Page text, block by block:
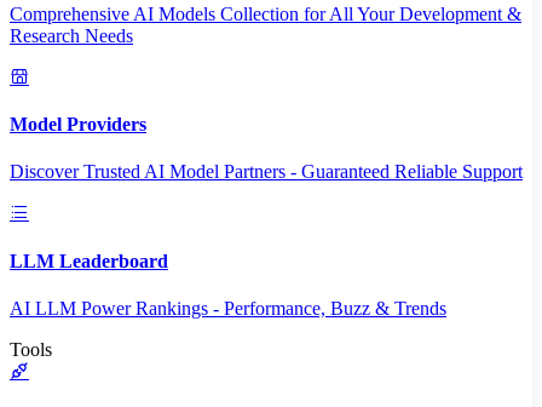
Comprehensive AI Models Collection for All Your Development &
Research Needs
Model Providers
Discover Trusted AI Model Partners - Guaranteed Reliable Support
LLM Leaderboard
AI LLM Power Rankings - Performance, Buzz & Trends
Tools